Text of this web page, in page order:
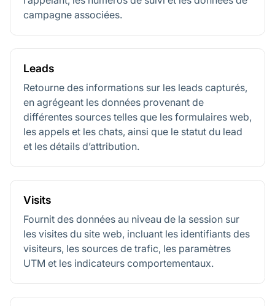
campagne associées.
Leads
Retourne des informations sur les leads capturés,
en agrégeant les données provenant de
différentes sources telles que les formulaires web,
les appels et les chats, ainsi que le statut du lead
et les détails d’attribution.
Visits
Fournit des données au niveau de la session sur
les visites du site web, incluant les identifiants des
visiteurs, les sources de trafic, les paramètres
UTM et les indicateurs comportementaux.